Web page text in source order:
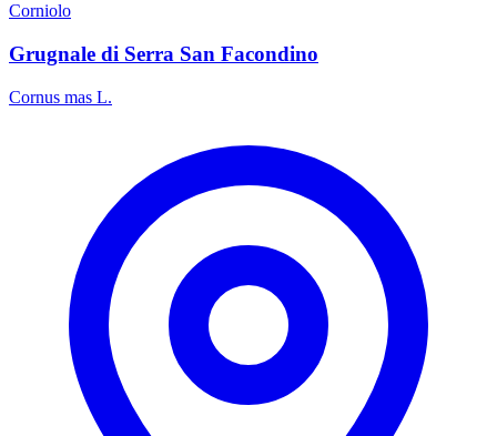
Corniolo
Grugnale di Serra San Facondino
Cornus mas L.